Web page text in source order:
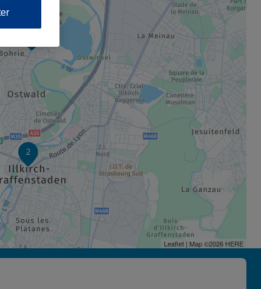
2
Leaflet| Map ©2026 HERE